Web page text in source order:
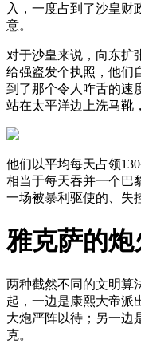
入，一度占到了沙皇财
意。
对于沙皇来说，向东扩
给强盗发个执照，他们
到了那个令人咋舌的速
站在太平洋边上洗马靴
他们以平均每天占领
相当于每天吞并一个巴
一场被暴利驱使的、失
雅克萨的
两种截然不同的文明算
起，一边是康熙大帝派
大炮严阵以待；另一边
克。